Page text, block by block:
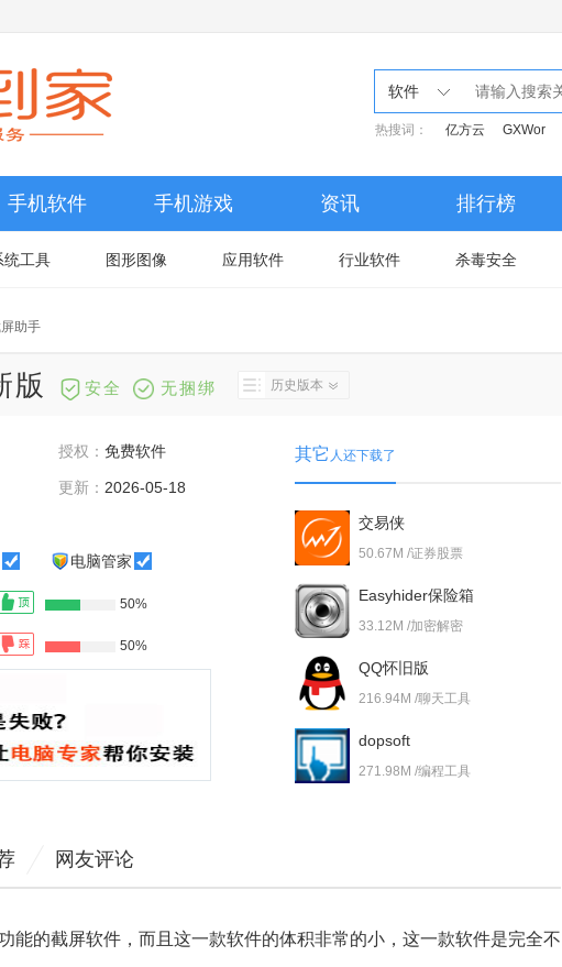
软件
热搜词： 亿方云 GXWor
手机软件 手机游戏 资讯 排行榜
统工具 图形图像 应用软件 行业软件 杀毒安全
助手
版 安全 无捆绑 历史版本
授权：免费软件
更新： 2026-05-18
电脑管家
50%
50%
其它 人还下载了
交易侠
50.67M /证券股票
Easyhider保险箱
33.12M /加密解密
QQ怀旧版
216.94M /聊天工具
dopsoft
271.98M /编程工具
网友评论
能的截屏软件，而且这一款软件的体积非常的小，这一款软件是完全不